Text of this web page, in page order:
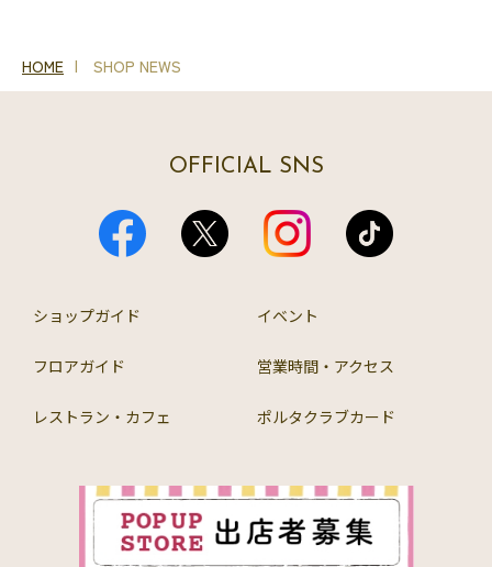
HOME SHOP NEWS
OFFICIAL SNS
ショップガイド イベント
フロアガイド 営業時間・アクセス
レストラン・カフェ ポルタクラブカード